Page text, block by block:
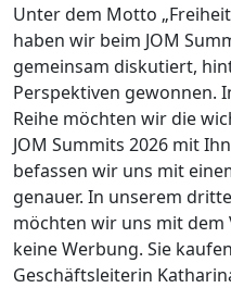
Unter dem Motto
haben wir beim JOM
gemeinsam diskutiert,
Perspektiven gewonnen.
Reihe möchten wir die
JOM Summits 2026 mit
befassen wir uns mit
genauer. In unserem
möchten wir uns mit
keine Werbung. ​Sie
Geschäftsleiterin